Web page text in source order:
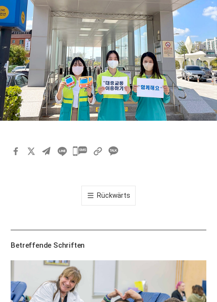
카
톡
공
기
Rückwärts
Betreffende Schriften